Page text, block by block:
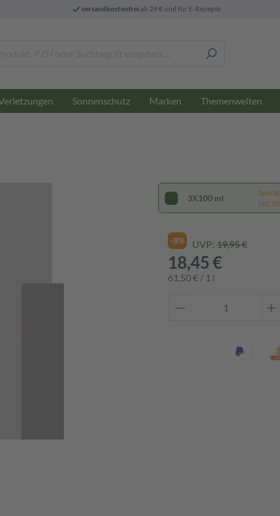
versandkostenfreiab 29 € und für E-Rezepte
Sonnenschutz Marken Themenwelten
3X100 ml
(61,50
-8% UVP: 19,95 €
18,45 €
61,50 € / 1 l